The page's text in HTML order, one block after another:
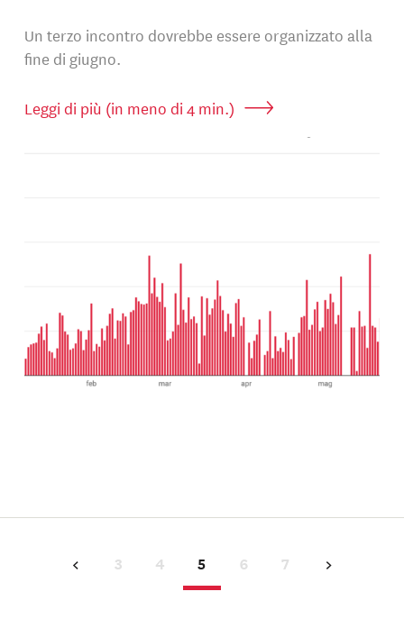
Un terzo incontro dovrebbe essere organizzato alla
fine di giugno.
Leggi di più (in meno di 4 min.)
3 4 5 6 7